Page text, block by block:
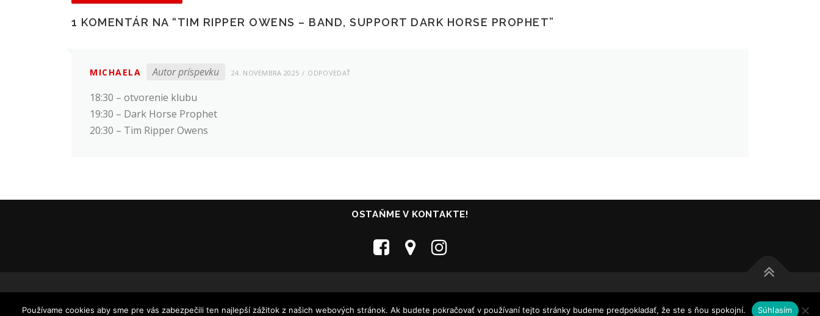
1 KOMENTÁR NA “TIM RIPPER OWENS – BAND, SUPPORT DARK HORSE PROPHET”
MICHAELA Autor príspevku 24. NOVEMBRA 2025 ODPOVEDAŤ
18:30 – otvorenie klubu
19:30 – Dark Horse Prophet
20:30 – Tim Ripper Owens
OSTAŇME V KONTAKTE!
Používame cookies aby sme pre vás zabezpečili ten najlepší zážitok z našich webových stránok. Ak budete pokračovať v používaní tejto stránky budeme predpokladať, že ste s ňou spokojní. Súhlasím